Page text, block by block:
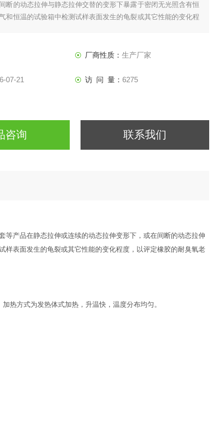
断的动态拉伸与静态拉伸交替的变形下暴露于密闭无光照含有恒
和恒温的试验箱中检测试样表面发生的龟裂或其它性能的变化程
厂商性质： 生产厂家
07-21 访 问 量： 6275
咨询 联系我们
产品在静态拉伸或连续的动态拉伸变形下，或在间断的动态拉伸
表面发生的龟裂或其它性能的变化程度，以评定橡胶的耐臭氧老
热方式为发热体式加热，升温快，温度分布均匀。